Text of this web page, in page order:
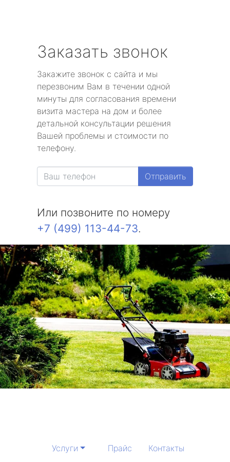
Заказать звонок
Закажите звонок с сайта и мы
перезвоним Вам в течении одной
минуты для согласования времени
визита мастера на дом и более
детальной консультации решения
Вашей проблемы и стоимости по
телефону.
Отправить
Или позвоните по номеру
+7 (499) 113-44-73.
Услуги Прайс Контакты